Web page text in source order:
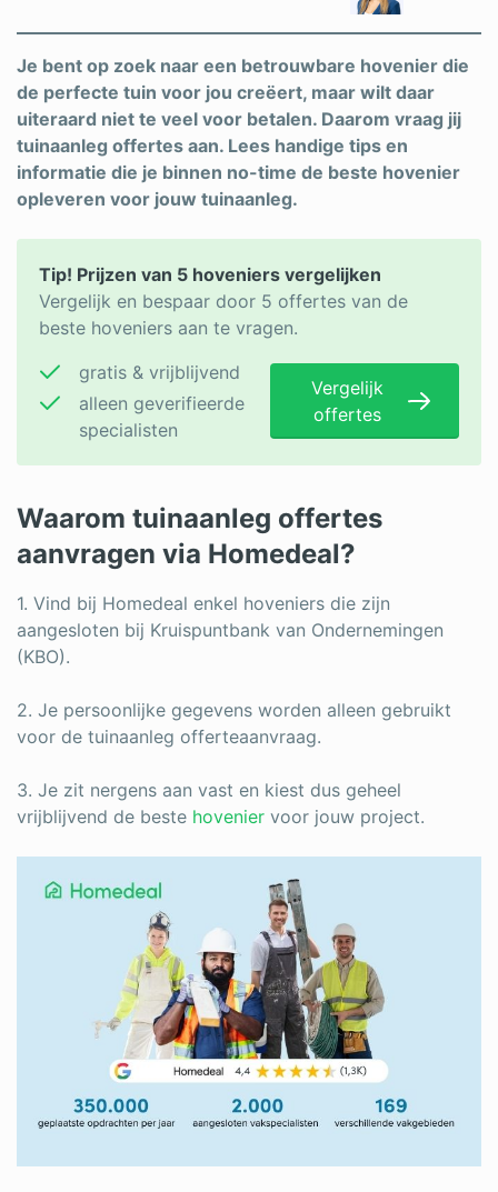
Rolluiken
Schilder
Schrijnwerker
Stukadoor
Vloeren
Vochtbestrijding
Warmtepomp
Zonnepanelen
Log in
Je bent op zoek naar een betrouwbare hovenier die
de perfecte tuin voor jou creëert, maar wilt daar
uiteraard niet te veel voor betalen. Daarom vraag jij
tuinaanleg offertes aan. Lees handige tips en
informatie die je binnen no-time de beste hovenier
opleveren voor jouw tuinaanleg.
Tip! Prijzen van 5 hoveniers vergelijken
Vergelijk en bespaar door 5 offertes van de
beste hoveniers aan te vragen.
gratis & vrijblijvend
alleen geverifieerde
specialisten
Vergelijk
offertes
Waarom tuinaanleg offertes
aanvragen via Homedeal?
1. Vind bij Homedeal enkel hoveniers die zijn
aangesloten bij Kruispuntbank van Ondernemingen
(KBO).
2. Je persoonlijke gegevens worden alleen gebruikt
voor de tuinaanleg offerteaanvraag.
3. Je zit nergens aan vast en kiest dus geheel
vrijblijvend de beste hovenier voor jouw project.